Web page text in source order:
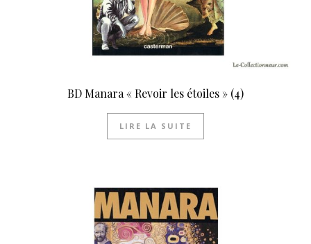
BD Manara « Revoir les étoiles » (4)
LIRE LA SUITE